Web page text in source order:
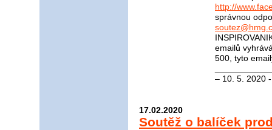
http://
správnou
emailů
500, tyto
– 10. 5. 2020
17.02.2020
Soutěž o balíček